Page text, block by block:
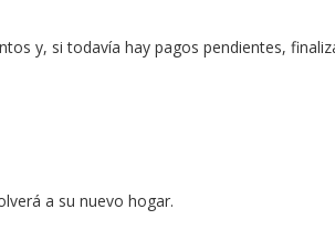
y, si todavía hay pagos pendientes,
a su nuevo hogar.